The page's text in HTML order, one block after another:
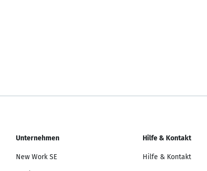
Unternehmen
New Work SE
Hilfe & Kontakt
Hilfe & Kontakt